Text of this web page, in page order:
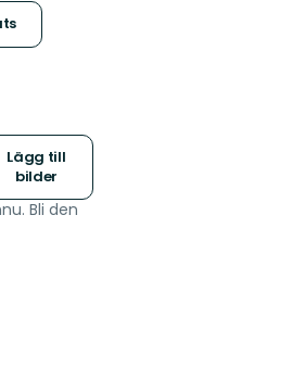
Lägg till
bilder
Bli den